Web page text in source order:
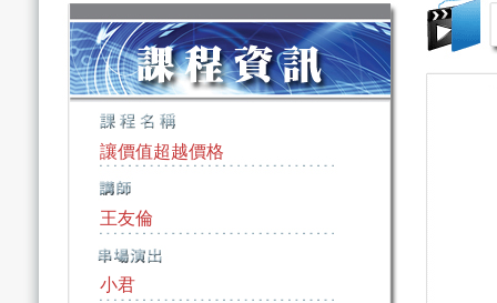
讓價值超越價格
王友倫
小君